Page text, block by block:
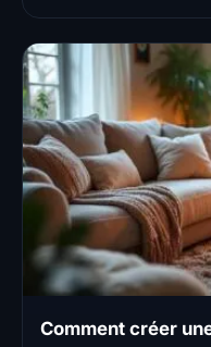
Comment créer